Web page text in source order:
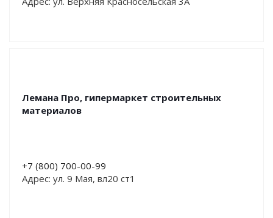
Лемана Про, гипермаркет строительных
материалов
+7 (800) 700-00-99
Адрес: ул. 9 Мая, вл20 ст1